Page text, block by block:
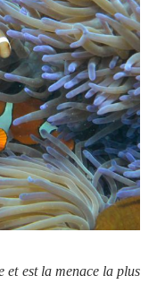
et est la menace la plus